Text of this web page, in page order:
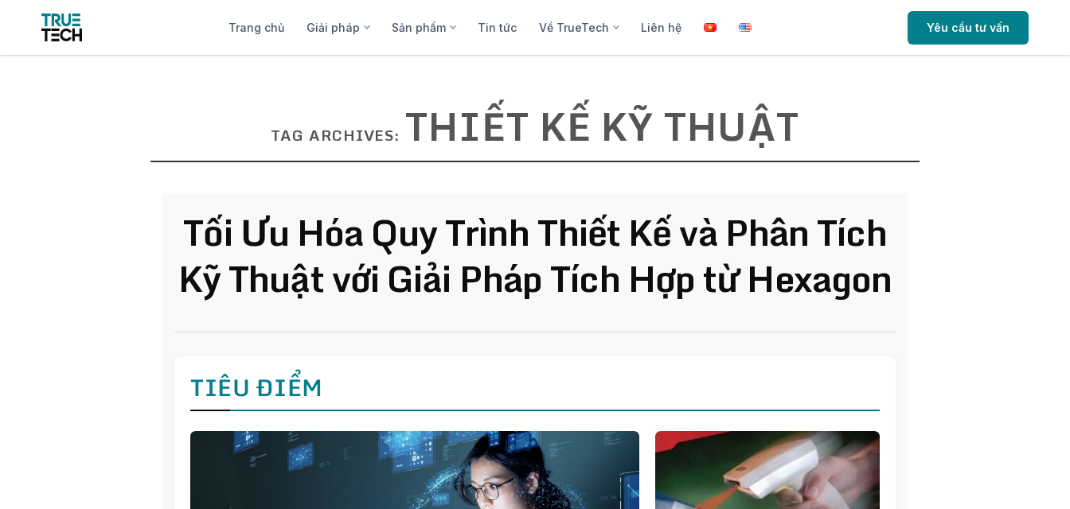
Trang chủ Giải pháp Sản phẩm Tin tức Về TrueTech Liên hệ Yêu cầu tư vấn
TAG ARCHIVES: THIẾT KẾ KỸ THUẬT
Tối Ưu Hóa Quy Trình Thiết Kế và Phân Tích
Kỹ Thuật với Giải Pháp Tích Hợp từ Hexagon
TIÊU ĐIỂM